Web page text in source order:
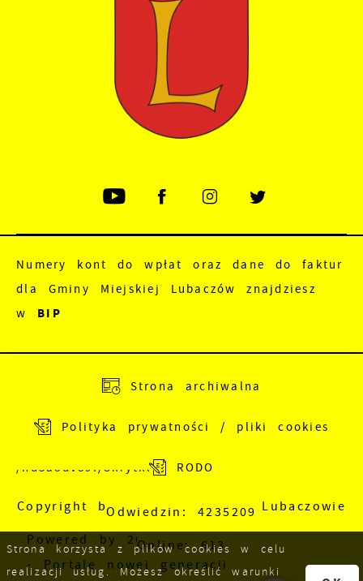
Numery kont do wpłat oraz dane do faktur
dla Gminy Miejskiej Lubaczów znajdziesz
w BIP
/nu5a8dv89f/SkrytkaESP
Strona archiwalna
Polityka prywatności / pliki cookies
RODO
Odwiedzin: 4235209
Online: 613
Copyright by Urząd Miejski w Lubaczowie
Powered by 2ClickPortal
- Portale nowej generacji
Strona korzysta z plików cookies w celu
realizacji usług. Możesz określić warunki